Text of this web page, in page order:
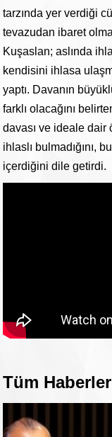
tarzında yer verdiği
tevazudan ibaret
Kuşaslan; aslında
kendisini ihlasa
yaptı. Davanın
farklı olacağını
davası ve ideale dair
ihlaslı bulmadığını,
içerdiğini dile getirdi.
Tüm Haberler